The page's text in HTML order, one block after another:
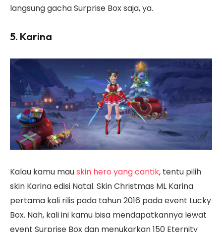
langsung gacha Surprise Box saja, ya.
5. Karina
Kalau kamu mauskin hero yang cantik, tentu pilih
skin Karina edisi Natal. Skin Christmas ML Karina
pertama kali rilis pada tahun 2016 pada event Lucky
Box. Nah, kali ini kamu bisa mendapatkannya lewat
event Surprise Box dan menukarkan 150 Eternity